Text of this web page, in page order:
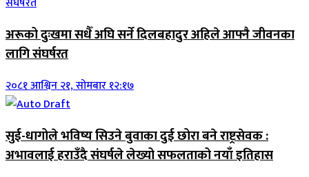
अरूको दुःखमा सधैँ अघि सर्ने दिलबहादुर अहिले आफ्नै जीवनका
लागि संघर्षरत
२०८१ आश्विन २१, सोमबार १२:१७
सुई-धागोले भविष्य सिउने बुवाका दुई छोरा बने राष्ट्रसेवक :
अभावलाई हराउँदै संघर्षले लेख्यो सफलताको नयाँ इतिहास